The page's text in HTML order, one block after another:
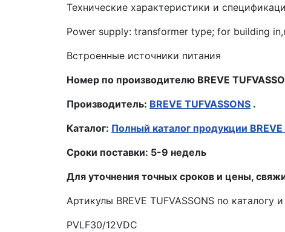
Технические характеристики и
Power supply: transformer type; for building
Встроенные источники питания
Номер по производителю BREVE
Производитель: BREVE TUFVASSONS .
Каталог: Полный каталог продукции BREVE
Сроки поставки: 5-9 недель
Для уточнения точных сроков и цены,
Артикулы BREVE TUFVASSONS по каталогу
PVLF30/12VDC